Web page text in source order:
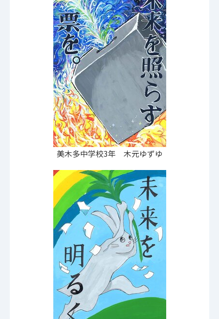
美木多中学校3年 木元ゆずゆ